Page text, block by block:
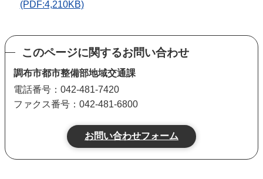
(PDF:4,210KB)
このページに関するお問い合わせ
調布市都市整備部地域交通課
電話番号：042-481-7420
ファクス番号：042-481-6800